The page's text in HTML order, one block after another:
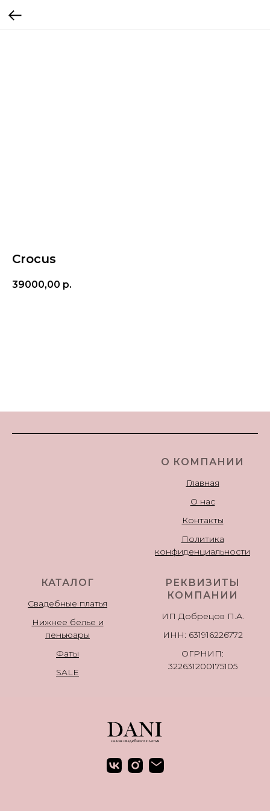
Crocus
39000,00 р.
О КОМПАНИИ
Главная
О нас
Контакты
Политика
конфиденциальности
КАТАЛОГ
Свадебные платья
Нижнее белье и
пеньюары
Фаты
SALE
РЕКВИЗИТЫ
КОМПАНИИ
ИП Добрецов П.А.
ИНН: 631916226772
ОГРНИП:
322631200175105